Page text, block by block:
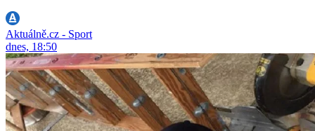
Aktuálně.cz - Sport
dnes, 18:50